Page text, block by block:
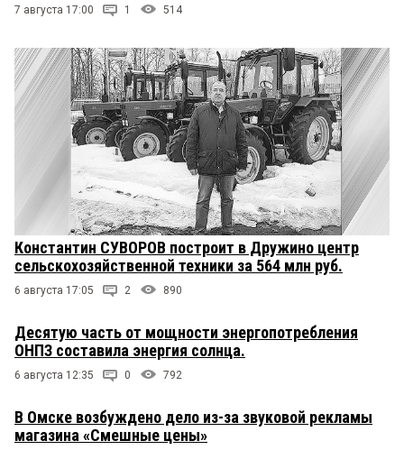
7 августа 17:00 1 514
Константин СУВОРОВ построит в Дружино центр
сельскохозяйственной техники за 564 млн руб.
6 августа 17:05 2 890
Десятую часть от мощности энергопотребления
ОНПЗ составила энергия солнца.
6 августа 12:35 0 792
В Омске возбуждено дело из-за звуковой рекламы
магазина «Смешные цены»